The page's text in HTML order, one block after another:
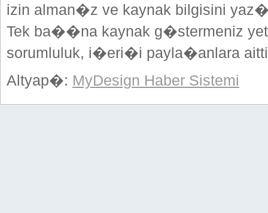
izin alman�z ve kaynak bilgisini
Tek ba��na kaynak g�stermeniz
sorumluluk, i�eri�i payla�anlara
Altyap�: MyDesign Haber Sistemi